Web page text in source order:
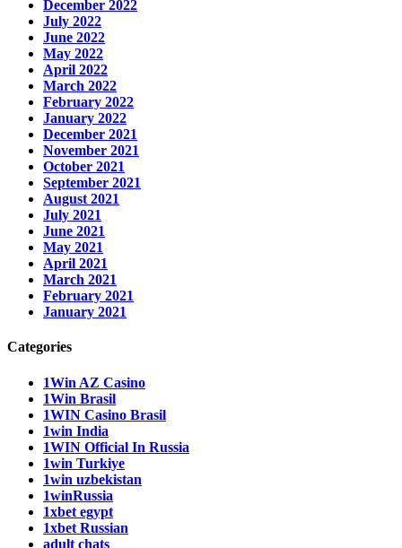
December 2022
July 2022
June 2022
May 2022
April 2022
March 2022
February 2022
January 2022
December 2021
November 2021
October 2021
September 2021
August 2021
July 2021
June 2021
May 2021
April 2021
March 2021
February 2021
January 2021
Categories
1Win AZ Casino
1Win Brasil
1WIN Casino Brasil
1win India
1WIN Official In Russia
1win Turkiye
1win uzbekistan
1winRussia
1xbet egypt
1xbet Russian
adult chats